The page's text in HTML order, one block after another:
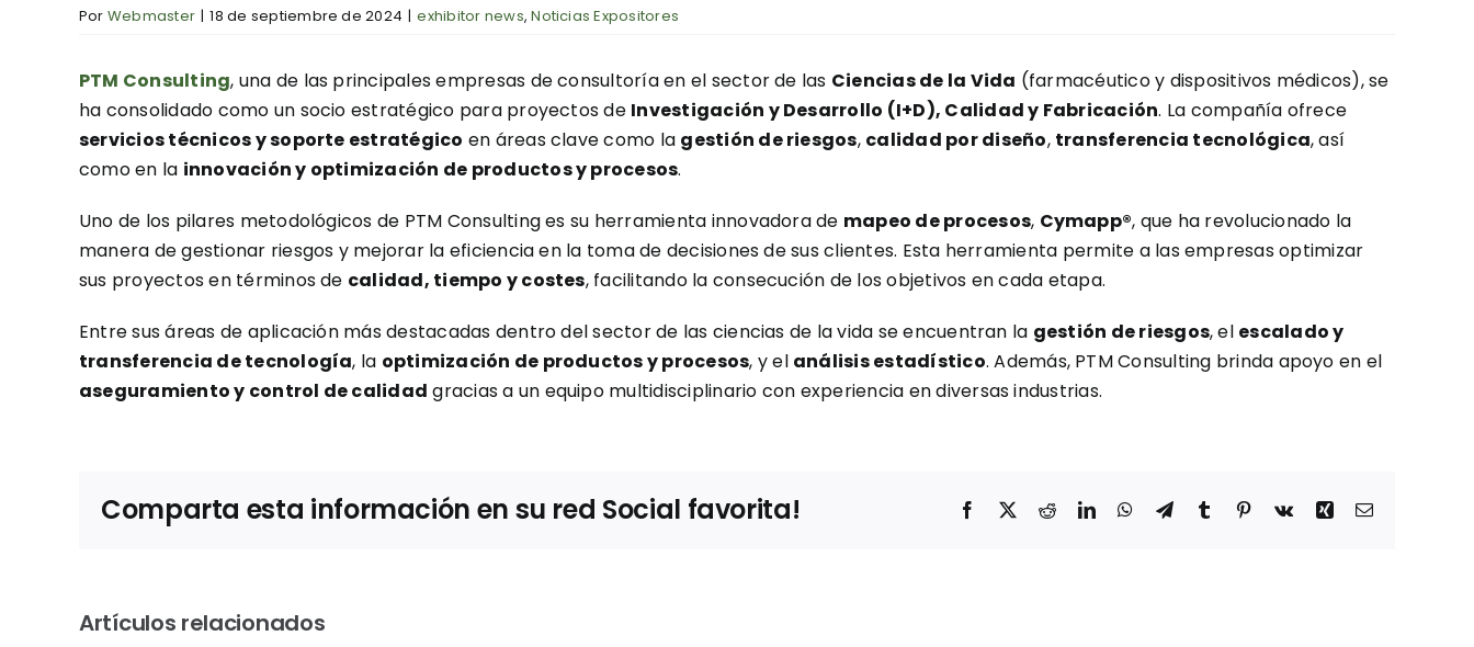
Por Webmaster | 18 de septiembre de 2024 | exhibitor news,Noticias Expositores
PTM Consulting, una de las principales empresas de consultoría en el sector de las Ciencias de la Vida (farmacéutico y dispositivos médicos), se
ha consolidado como un socio estratégico para proyectos de Investigación y Desarrollo (I+D), Calidad y Fabricación. La compañía ofrece
servicios técnicos y soporte estratégico en áreas clave como la gestión de riesgos, calidad por diseño, transferencia tecnológica, así
como en la innovación y optimización de productos y procesos.
Uno de los pilares metodológicos de PTM Consulting es su herramienta innovadora de mapeo de procesos, Cymapp®, que ha revolucionado la
manera de gestionar riesgos y mejorar la eficiencia en la toma de decisiones de sus clientes. Esta herramienta permite a las empresas optimizar
sus proyectos en términos de calidad, tiempo y costes, facilitando la consecución de los objetivos en cada etapa.
Entre sus áreas de aplicación más destacadas dentro del sector de las ciencias de la vida se encuentran la gestión de riesgos, el escalado y
transferencia de tecnología, la optimización de productos y procesos, y el análisis estadístico. Además, PTM Consulting brinda apoyo en el
aseguramiento y control de calidad gracias a un equipo multidisciplinario con experiencia en diversas industrias.
Comparta esta información en su red Social favorita! Facebook
X RedditLinkedInWhatsApp
TelegramTumblr Pinterest
Vk Xing Correo
Artículos relacionados